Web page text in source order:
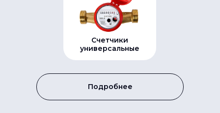
Подробнее
Счетчики
универсальные